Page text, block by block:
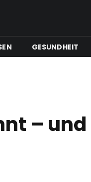
GESUNDHEIT
–